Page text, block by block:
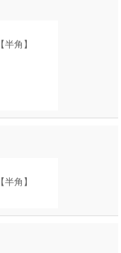
【半角】
【半角】